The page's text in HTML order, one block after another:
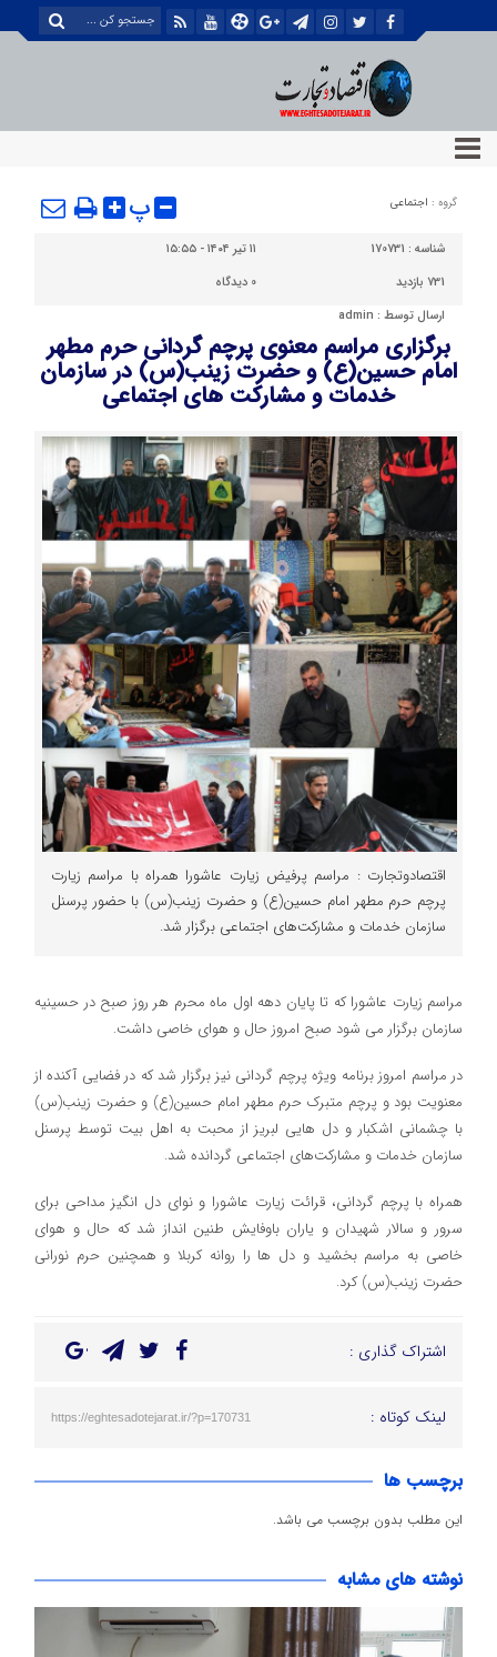
گروه : اجتماعی پ
شناسه : 170731
۱۱ تیر ۱۴۰۴ - ۱۵:۵۵
731 بازدید
0 دیدگاه
ارسال توسط : admin
برگزاری مراسم معنوی پرچم گردانی حرم مطهر
امام حسین(ع) و حضرت زینب(س) در سازمان
خدمات و مشارکت های اجتماعی
اقتصادوتجارت : مراسم پرفیض زیارت عاشورا همراه با مراسم زیارت
پرچم حرم مطهر امام حسین(ع) و حضرت زینب(س) با حضور پرسنل
سازمان خدمات و مشارکت‌های اجتماعی برگزار شد.
مراسم زیارت عاشورا که تا پایان دهه اول ماه محرم هر روز صبح در حسینیه
سازمان برگزار می شود صبح امروز حال و هوای خاصی داشت.
در مراسم امروز برنامه ویژه پرچم گردانی نیز برگزار شد که در فضایی آکنده از
معنویت بود و پرچم متبرک حرم مطهر امام حسین(ع) و حضرت زینب(س)
با چشمانی اشکبار و دل هایی لبریز از محبت به اهل بیت توسط پرسنل
سازمان خدمات و مشارکت‌های اجتماعی گردانده شد.
همراه با پرچم گردانی، قرائت زیارت عاشورا و نوای دل انگیز مداحی برای
سرور و سالار شهیدان و یاران باوفایش طنین انداز شد که حال و هوای
خاصی به مراسم بخشید و دل ها را روانه کربلا و همچنین حرم نورانی
حضرت زینب(س) کرد.
اشتراک گذاری :
لینک کوتاه : https://eghtesadotejarat.ir/?p=170731
برچسب ها
این مطلب بدون برچسب می باشد.
نوشته های مشابه